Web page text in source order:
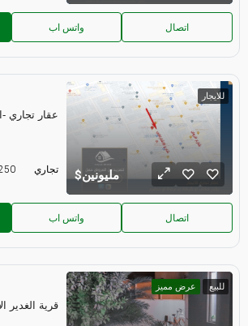
واتس اب اتصال
للايجار
مليونين
عقار تجاري -
تجاري
واتس اب اتصال
للبيع عرض مميز
قرية الغدير